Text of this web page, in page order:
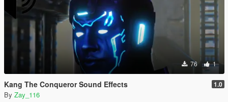
76 1
Kang The Conqueror Sound Effects 1.0
By Zay_116